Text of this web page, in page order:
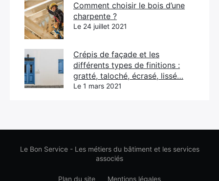
Comment choisir le bois d’une
charpente ?
Le 24 juillet 2021
Crépis de façade et les
différents types de finitions :
gratté, taloché, écrasé, lissé…
Le 1 mars 2021
Le Bon Service - Les métiers du bâtiment et les services
associés
Plan du site Mentions légales